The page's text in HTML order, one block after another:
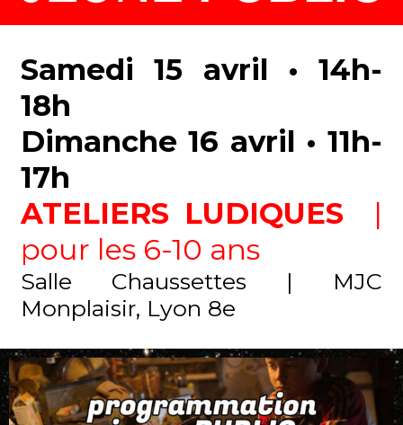
Samedi 15 avril • 14h-
18h
Dimanche 16 avril • 11h-
17h
ATELIERS LUDIQUES |
pour les 6-10 ans
Salle Chaussettes | MJC
Monplaisir, Lyon 8e